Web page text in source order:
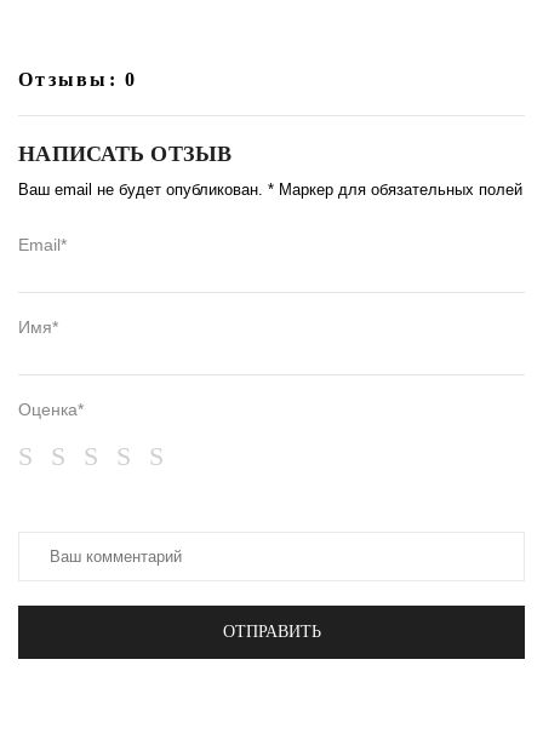
Отзывы: 0
НАПИСАТЬ ОТЗЫВ
Ваш email не будет опубликован. * Маркер для обязательных полей
Email*
Имя*
Оценка*
ОТПРАВИТЬ